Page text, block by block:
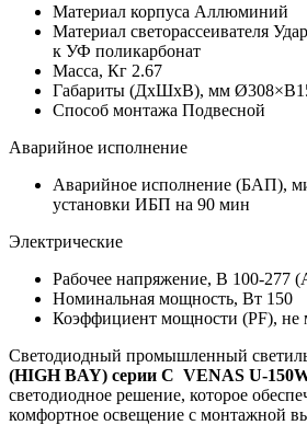
Материал корпуса Аллюминий
Материал светорассеивателя
к УФ поликарбонат
Масса, Кг 2.67
Габариты (ДхШхВ), мм
Способ монтажа Подвесной
Аварийное исполнение
Аварийное исполнение (БАП),
установки ИБП на 90 мин
Электрические
Рабочее напряжение, В 100-277
Номинальная мощность, Вт 150
Коэффициент мощности (PF), не
Светодиодный промышленный
(HIGH BAY) серии С VENAS U-
светодиодное решение, которое
комфортное освещение с монтажной